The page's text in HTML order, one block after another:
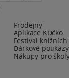
Prodejny
Aplikace KDčko
Festival knižních
Dárkové poukazy
Nákupy pro školy